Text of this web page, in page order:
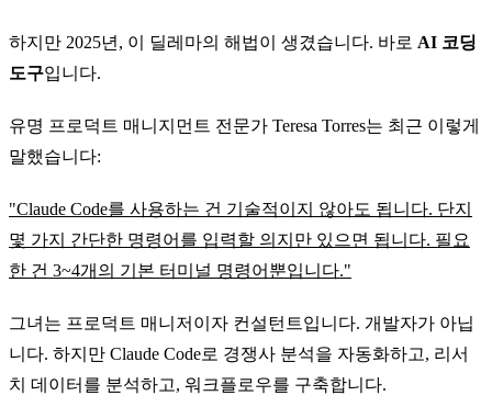
하지만 2025년, 이 딜레마의 해법이 생겼습니다. 바로 AI 코딩
도구입니다.
유명 프로덕트 매니지먼트 전문가 Teresa Torres는 최근 이렇게
말했습니다:
"Claude Code를 사용하는 건 기술적이지 않아도 됩니다. 단지
몇 가지 간단한 명령어를 입력할 의지만 있으면 됩니다. 필요
한 건 3~4개의 기본 터미널 명령어뿐입니다."
그녀는 프로덕트 매니저이자 컨설턴트입니다. 개발자가 아닙
니다. 하지만 Claude Code로 경쟁사 분석을 자동화하고, 리서
치 데이터를 분석하고, 워크플로우를 구축합니다.